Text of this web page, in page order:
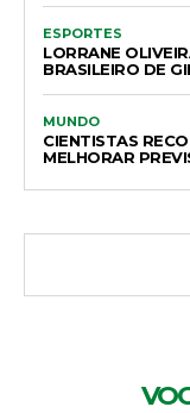
ESPORTES
LORRANE
BRASILEIRO DE
MUNDO
CIENTISTAS
MELHORAR